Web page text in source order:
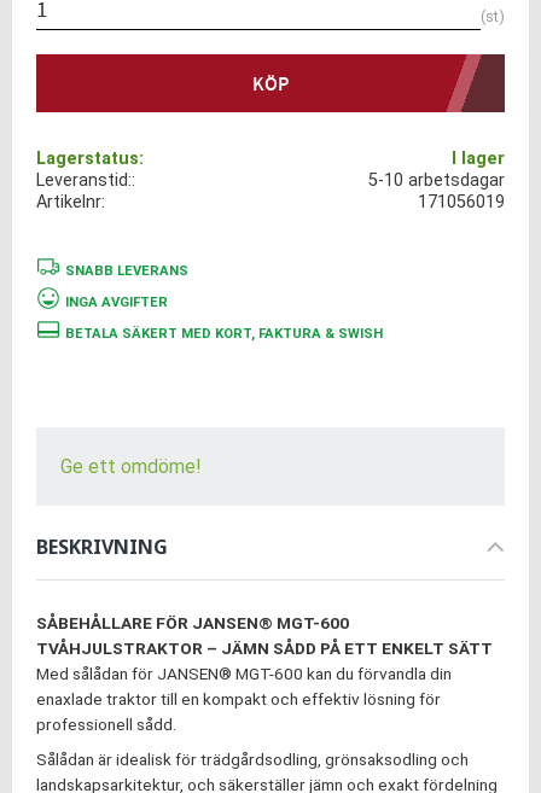
st
KÖP
Lagerstatus I lager
Artikelnr 171056019
Leveranstid: 5-10 arbetsdagar
SNABB LEVERANS
INGA AVGIFTER
BETALA SÄKERT MED KORT, FAKTURA & SWISH
Ge ett omdöme!
BESKRIVNING
SÅBEHÅLLARE FÖR JANSEN® MGT-600
TVÅHJULSTRAKTOR – JÄMN SÅDD PÅ ETT ENKELT SÄTT
Med sålådan för JANSEN® MGT-600 kan du förvandla din
enaxlade traktor till en kompakt och effektiv lösning för
professionell sådd.
Sålådan är idealisk för trädgårdsodling, grönsaksodling och
landskapsarkitektur, och säkerställer jämn och exakt fördelning